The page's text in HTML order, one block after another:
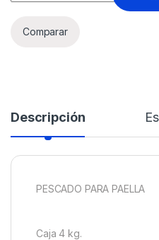
Comparar
Descripción
PESCADO PARA PAELLA
Caja 4 kg.